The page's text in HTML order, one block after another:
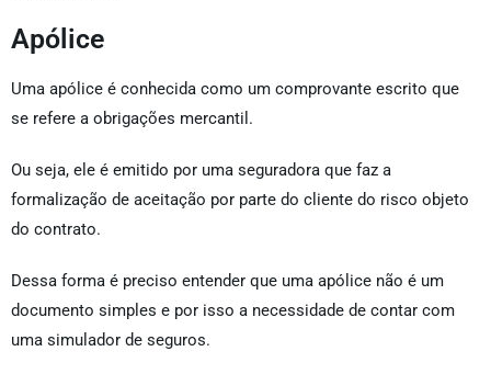
Apólice
Uma apólice é conhecida como um comprovante escrito que
se refere a obrigações mercantil.
Ou seja, ele é emitido por uma seguradora que faz a
formalização de aceitação por parte do cliente do risco objeto
do contrato.
Dessa forma é preciso entender que uma apólice não é um
documento simples e por isso a necessidade de contar com
uma simulador de seguros.